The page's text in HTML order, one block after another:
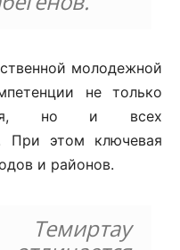
молодежной
не только
но и всех
При этом ключевая
и районов.